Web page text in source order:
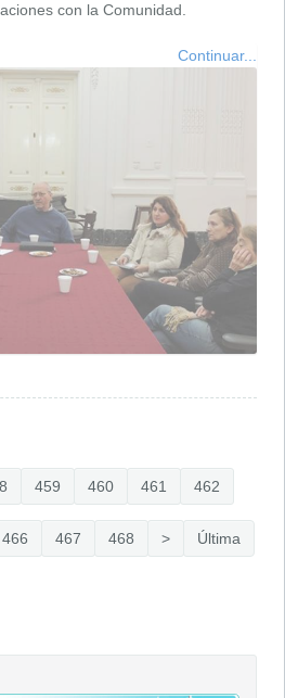
con la Comunidad.
Continuar...
459 460 461 462
466 467 468 > Última